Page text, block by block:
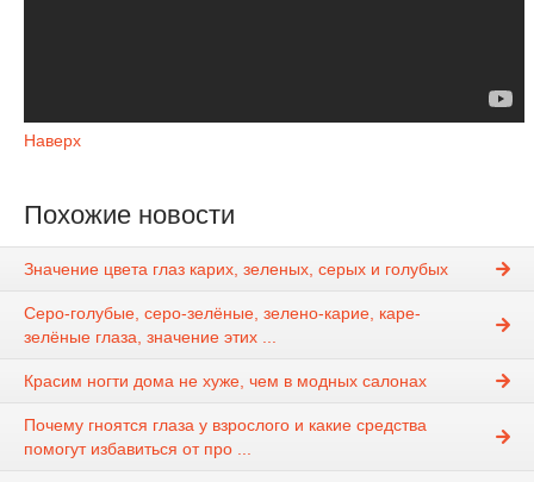
Наверх
Похожие новости
Значение цвета глаз карих, зеленых, серых и голубых
Серо-голубые, серо-зелёные, зелено-карие, каре-
зелёные глаза, значение этих ...
Красим ногти дома не хуже, чем в модных салонах
Почему гноятся глаза у взрослого и какие средства
помогут избавиться от про ...